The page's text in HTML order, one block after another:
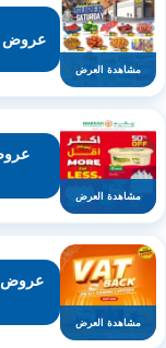
مشاهدة العرض
عروض
مشاهدة العرض
مشاهدة العرض